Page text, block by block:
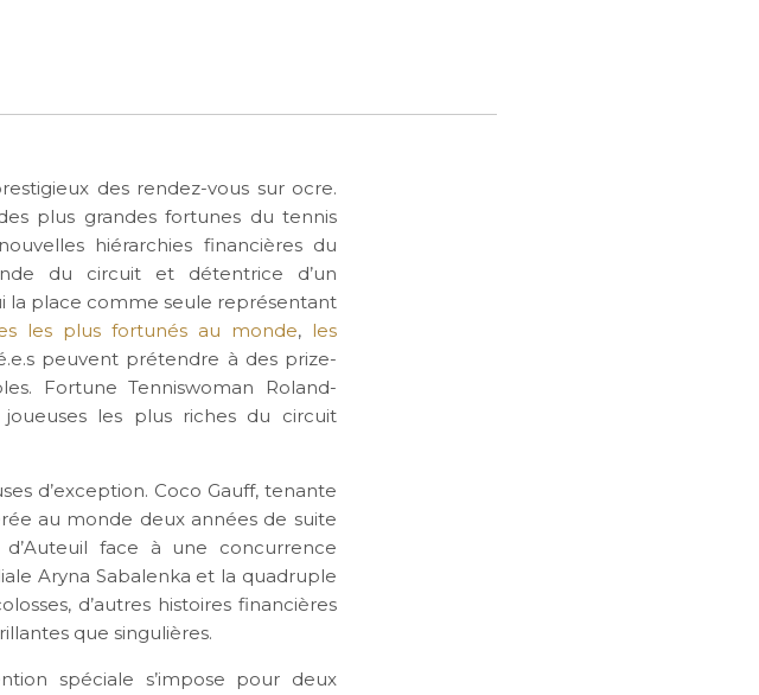
des rendez-vous sur ocre.
plus grandes fortunes du tennis
hiérarchies financières du
du circuit et détentrice d’un
la place comme seule représentant
les plus fortunés au monde, les
peuvent prétendre à des prize-
Fortune Tenniswoman Roland-
les plus riches du circuit
d’exception. Coco Gauff, tenante
au monde deux années de suite
face à une concurrence
Aryna Sabalenka et la quadruple
d’autres histoires financières
que singulières.
spéciale s’impose pour deux